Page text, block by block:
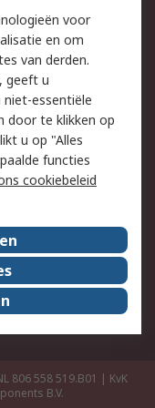
veiligheid
bij RS
806 558 519.B01 | KvK
B.V.
voor
en om
van derden.
geeft u
essentiële
door te klikken op
u op "Alles
functies
cookiebeleid